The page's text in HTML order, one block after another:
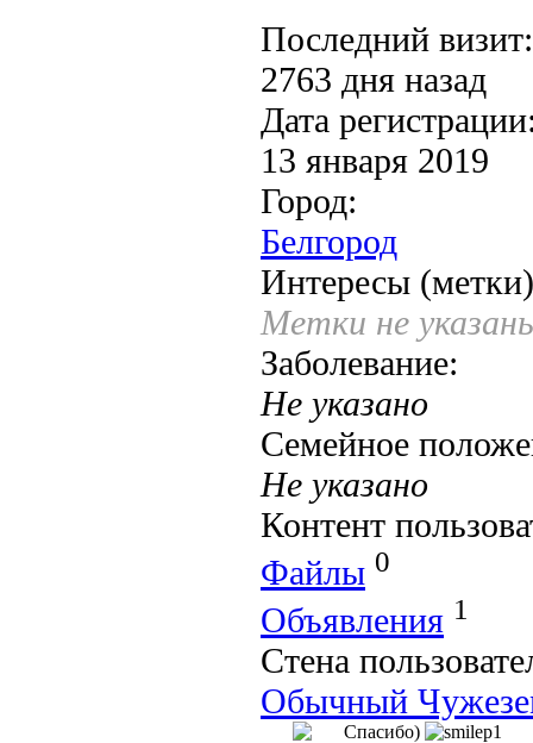
Последний визит:
2763 дня назад
Дата
13 января 2019
Город:
Белгород
Интересы
Метки не
Заболевание:
Не указано
Семейное
Не указано
Контент
Файлы 0
Объявления 1
Стена
Обычный
Спасибо)